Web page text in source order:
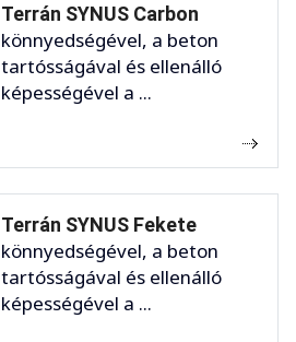
Terrán SYNUS Carbon
könnyedségével, a beton
tartósságával és ellenálló
képességével a ...
Terrán SYNUS Fekete
könnyedségével, a beton
tartósságával és ellenálló
képességével a ...